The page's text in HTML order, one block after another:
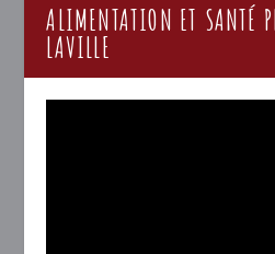
ALIMENTATION ET SANTÉ
LAVILLE